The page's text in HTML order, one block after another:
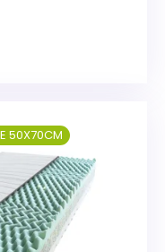
50X70CM